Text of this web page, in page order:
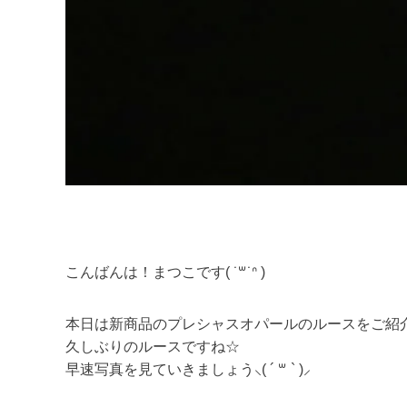
こんばんは！まつこです( ˙꒳​˙ᐢ )
本日は新商品のプレシャスオパールのルースをご紹
久しぶりのルースですね☆
早速写真を見ていきましょう⸜( ´ ꒳ ` )⸝